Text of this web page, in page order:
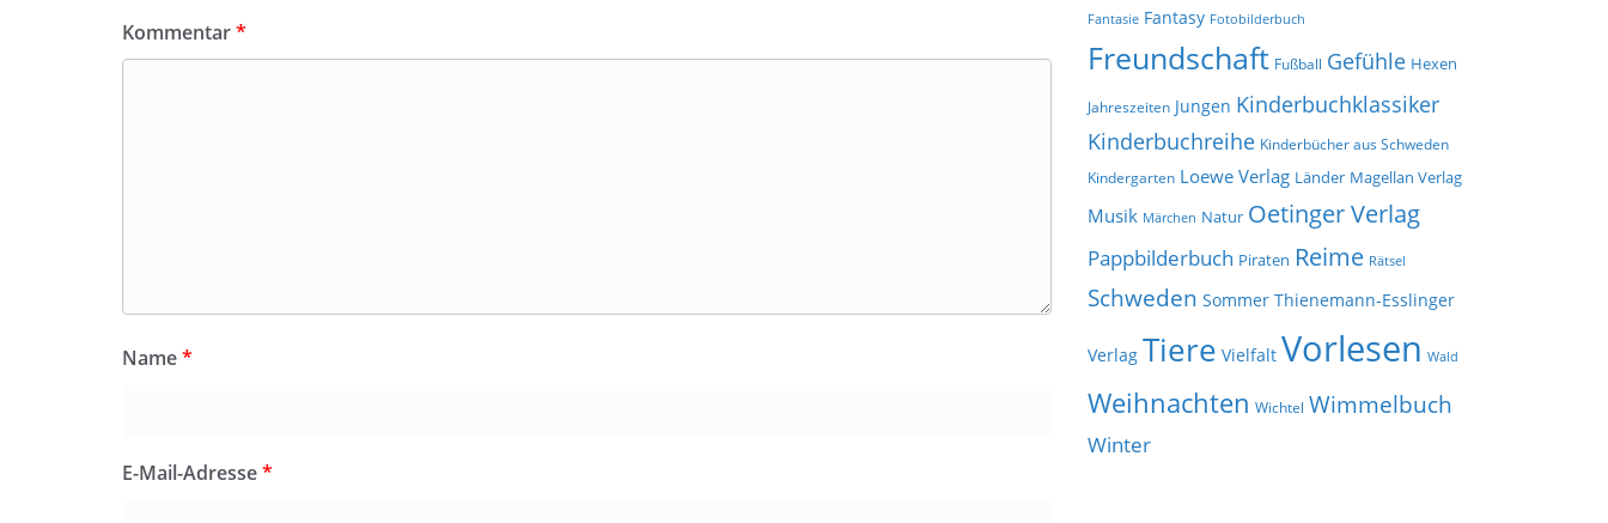
Kommentar*
Name*
E-Mail-Adresse*
Fantasie Fantasy Fotobilderbuch
Freundschaft Fußball Gefühle Hexen
Jahreszeiten Jungen Kinderbuchklassiker
Kinderbuchreihe Kinderbücher aus Schweden
Kindergarten Loewe Verlag Länder Magellan Verlag
Musik Märchen Natur Oetinger Verlag
Pappbilderbuch Piraten Reime Rätsel
Schweden Sommer Thienemann-Esslinger
Verlag Tiere Vielfalt Vorlesen Wald
Weihnachten Wichtel Wimmelbuch
Winter